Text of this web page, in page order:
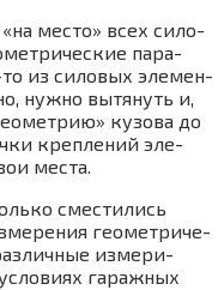
место» всех сило­
пара­
из сило­вых эле­мен­
нуж­но вытя­нуть и,
кузо­ва до
креп­ле­ний эле­
места.
сме­сти­лись
гео­мет­ри­че­
изме­ри­
гараж­ных